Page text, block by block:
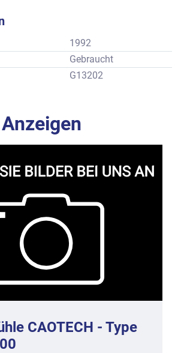
1992
Gebraucht
G13202
Anzeigen
CAOTECH - Type